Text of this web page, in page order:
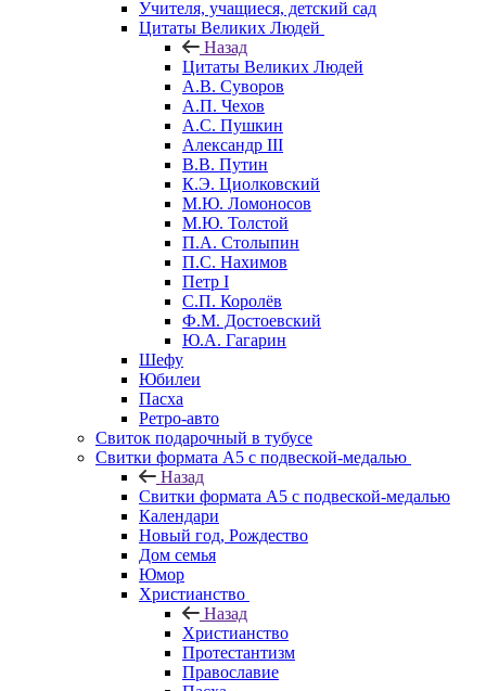
Учителя, учащиеся, детский сад
Цитаты Великих Людей
Назад
Цитаты Великих Людей
А.В. Суворов
А.П. Чехов
А.С. Пушкин
Александр III
В.В. Путин
К.Э. Циолковский
М.Ю. Ломоносов
М.Ю. Толстой
П.А. Столыпин
П.С. Нахимов
Петр I
С.П. Королёв
Ф.М. Достоевский
Ю.А. Гагарин
Шефу
Юбилеи
Пасха
Ретро-авто
Свиток подарочный в тубусе
Свитки формата А5 с подвеской-медалью
Назад
Свитки формата А5 с подвеской-медалью
Календари
Новый год, Рождество
Дом семья
Юмор
Христианство
Назад
Христианство
Протестантизм
Православие